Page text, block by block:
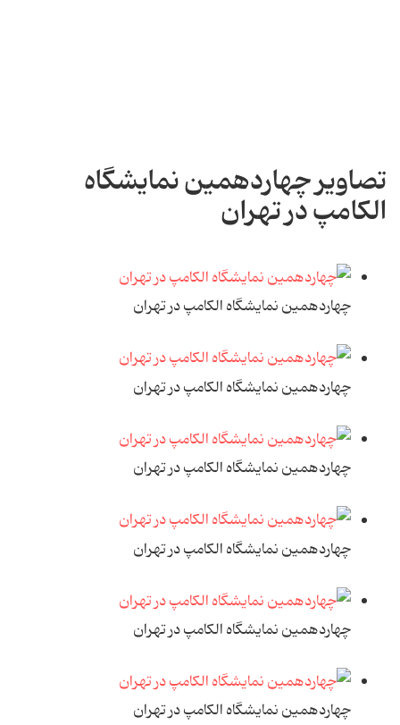
تصاوير چهاردهمين نمايشگاه
الکامپ در تهران
چهاردهمين نمايشگاه الکامپ در تهران
چهاردهمين نمايشگاه الکامپ در تهران
چهاردهمين نمايشگاه الکامپ در تهران
چهاردهمين نمايشگاه الکامپ در تهران
چهاردهمين نمايشگاه الکامپ در تهران
چهاردهمين نمايشگاه الکامپ در تهران